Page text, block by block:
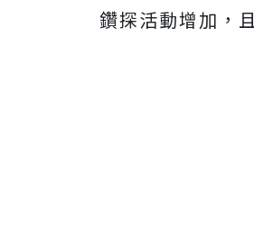
鑽探活動增加，